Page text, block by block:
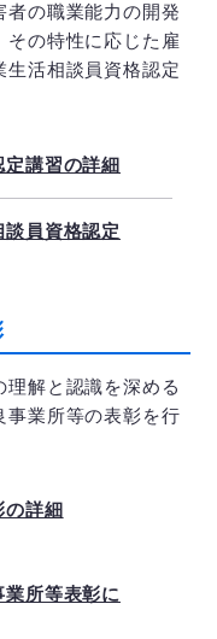
者の職業能力の開発
その特性に応じた雇
生活相談員資格認定
定講習の詳細
員資格認定
解と認識を深める
事業所等の表彰を行
の詳細
所等表彰に